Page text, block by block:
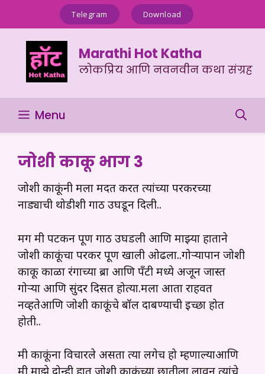
content
Telegram Download
Marathi Hot Katha
लोकप्रिय आणि नवनवीन कथा संग्रह
Menu
जोशी काकू भाग 3
जोशी काकूंनी मला मदत करत त्यांच्या परकरच्या
नाड्याची थोडीशी गाठ उघडून दिली..
मग मी पटकन पूर्ण गाठ उघडली आणि माझ्या हाताने
जोशी काकूंचा परकर पूर्ण खाली ओढला..गोऱ्यापान जोशी
काकू काळा रंगाच्या ब्रा आणि पॅंटी मध्ये अजून जास्त
गोऱ्या आणि सुंदर दिसत होत्या.मला आता राहवत
नव्हतेआणि जोशी काकूंचे बॉल दाबण्याची इच्छा होत
होती..
मी काकूंना विचारले असता त्या लगेच हो म्हणाल्याआणि